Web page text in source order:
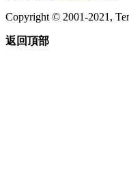
Copyright © 2001-2021,
返回頂部